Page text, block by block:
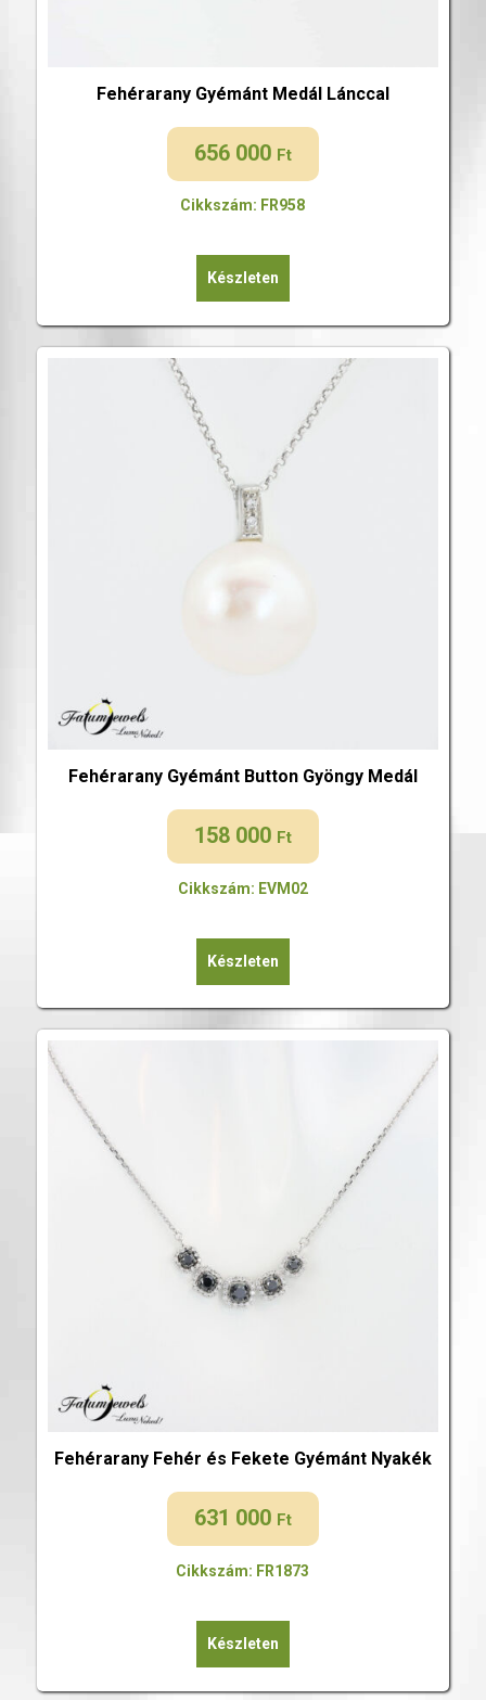
Fehérarany Gyémánt Medál Lánccal
656 000 Ft
Cikkszám: FR958
Készleten
Fehérarany Gyémánt Button Gyöngy Medál
158 000 Ft
Cikkszám: EVM02
Készleten
Fehérarany Fehér és Fekete Gyémánt Nyakék
631 000 Ft
Cikkszám: FR1873
Készleten